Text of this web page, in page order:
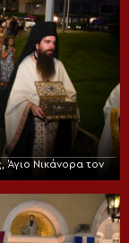
Άγιο Νικάνορα τον